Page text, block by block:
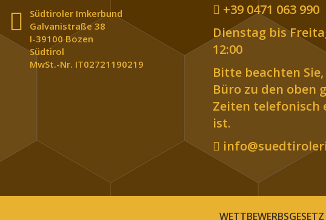
Südtiroler Imkerbund
Galvanistraße 38
I-39100 Bozen
Südtirol
MwSt.-Nr. IT02721190219
+39 0471 063 990
Dienstag bis
12:00
Bitte beachten
Büro zu den oben
Zeiten telefonisch
ist.